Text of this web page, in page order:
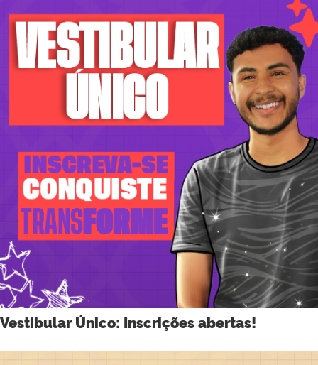
Vestibular Único: Inscrições abertas!